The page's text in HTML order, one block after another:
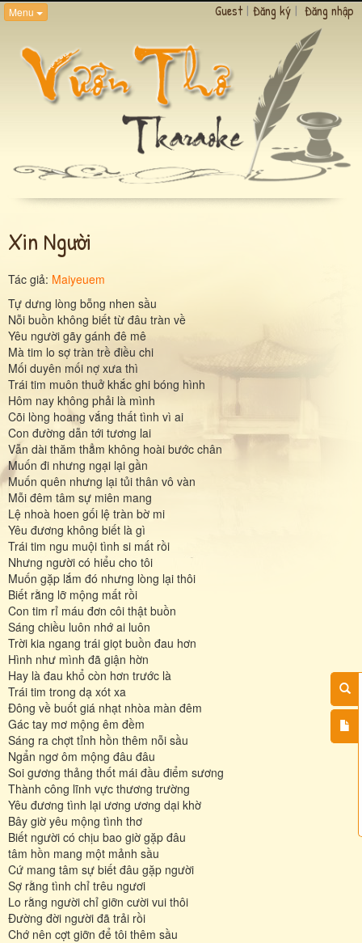
Menu Guest | Đăng ký | Đăng nhập
Xin Người
Tác giả: Maiyeuem
Tự dưng lòng bỗng nhen sầu
Nỗi buồn không biết từ đâu tràn về
Yêu người gãy gánh đê mê
Mà tim lo sợ tràn trề điều chi
Mối duyên mối nợ xưa thì
Trái tim muôn thuở khắc ghi bóng hình
Hôm nay không phải là mình
Cõi lòng hoang vắng thất tình vì ai
Con đường dẫn tới tương lai
Vẫn dài thăm thẳm không hoài bước chân
Muốn đi nhưng ngại lại gần
Muốn quên nhưng lại tủi thân vô vàn
Mỗi đêm tâm sự miên mang
Lệ nhoà hoen gối lệ tràn bờ mi
Yêu đương không biết là gì
Trái tim ngu muội tình si mất rồi
Nhưng người có hiểu cho tôi
Muốn gặp lắm đó nhưng lòng lại thôi
Biết rằng lỡ mộng mất rồi
Con tim rỉ máu đơn côi thật buồn
Sáng chiều luôn nhớ ai luôn
Trời kia ngang trái giọt buồn đau hơn
Hình như mình đã giận hờn
Hay là đau khổ còn hơn trước là
Trái tim trong dạ xót xa
Đông về buốt giá nhạt nhòa màn đêm
Gác tay mơ mộng êm đềm
Sáng ra chợt tỉnh hồn thêm nỗi sầu
Ngẩn ngơ ôm mộng đâu đâu
Soi gương thảng thốt mái đầu điểm sương
Thành công lĩnh vực thương trường
Yêu đương tình lại ương ương dại khờ
Bây giờ yêu mộng tình thơ
Biết người có chịu bao giờ gặp đâu
tâm hồn mang một mảnh sầu
Cứ mang tâm sự biết đâu gặp người
Sợ rằng tình chỉ trêu ngươi
Lo rằng người chỉ giỡn cười vui thôi
Đường đời người đã trải rồi
Chớ nên cợt giỡn để tôi thêm sầu